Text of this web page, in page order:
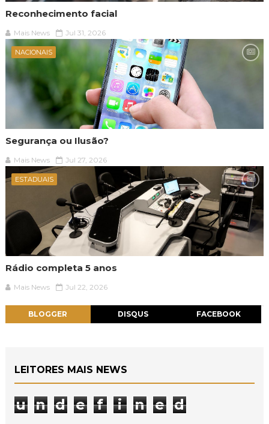
Reconhecimento facial
Mais News Jul 31, 2026
NACIONAIS
Segurança ou Ilusão?
Mais News Jul 27, 2026
ESTADUAIS
Rádio completa 5 anos
Mais News Jul 22, 2026
BLOGGER DISQUS FACEBOOK
LEITORES MAIS NEWS
u n d e f i n e d